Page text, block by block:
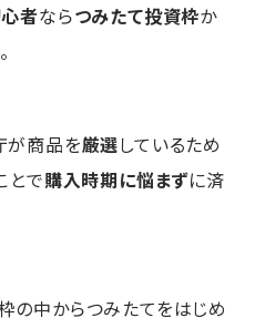
者ならつみたて投資枠か
が商品を厳選しているため
とで購入時期に悩まずに済
の中からつみたてをはじめ